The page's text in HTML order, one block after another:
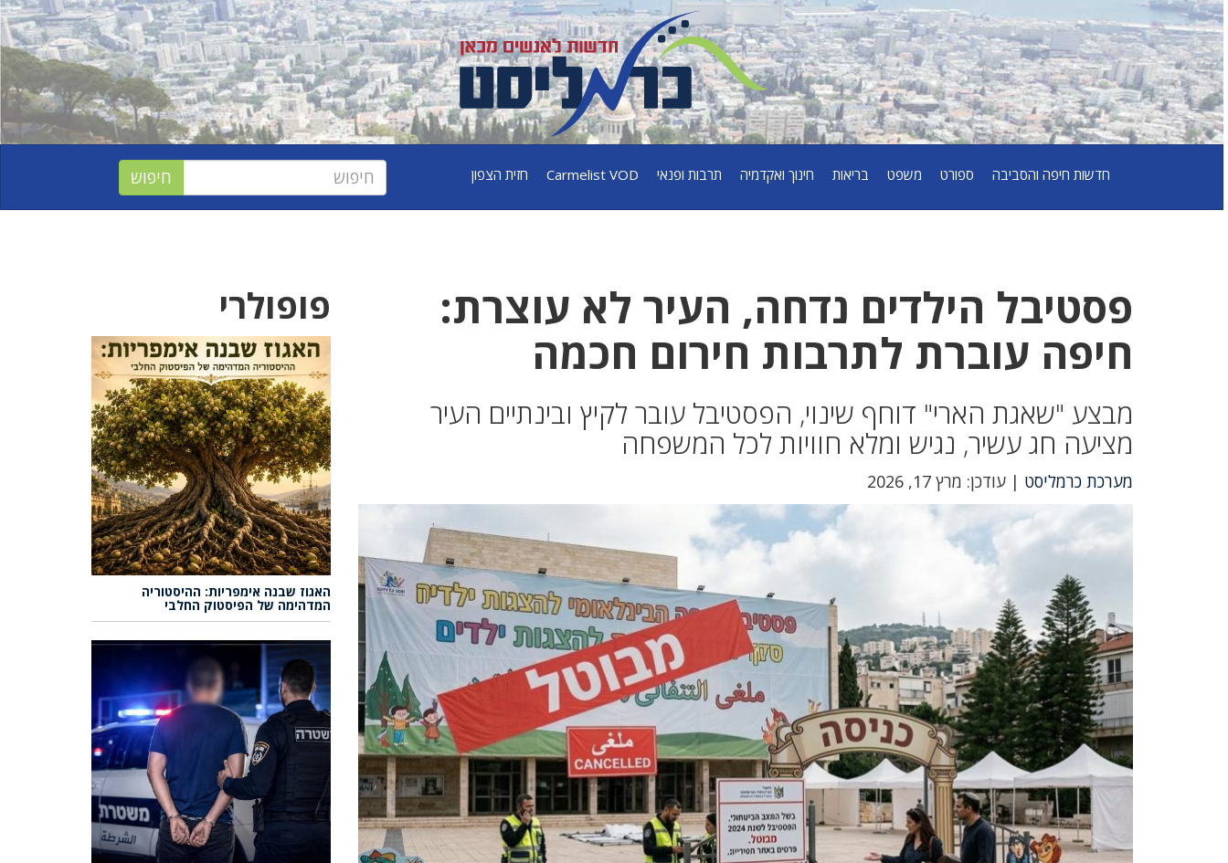
חדשות חיפה והסביבה ספורט משפט בריאות חינוך ואקדמיה תרבות ופנאי Carmelist VOD חזית הצפון
פסטיבל הילדים נדחה, העיר לא עוצרת:
חיפה עוברת לתרבות חירום חכמה
מבצע "שאגת הארי" דוחף שינוי, הפסטיבל עובר לקיץ ובינתיים העיר
מציעה חג עשיר, נגיש ומלא חוויות לכל המשפחה
מערכת כרמליסט | עודכן: מרץ 17, 2026
פופולרי
האגוז שבנה אימפריות: ההיסטוריה
המדהימה של הפיסטוק החלבי